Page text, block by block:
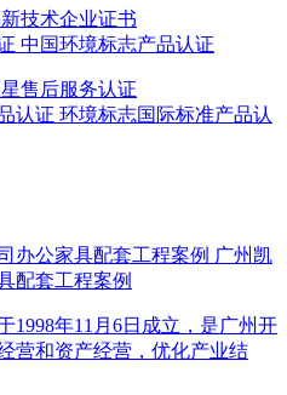
技术企业证书
中国环境标志产品认证
售后服务认证
环境标志国际标准产品认
广州凯
配套工程案例
1998年11月6日成立，是广州开
营和资产经营，优化产业结